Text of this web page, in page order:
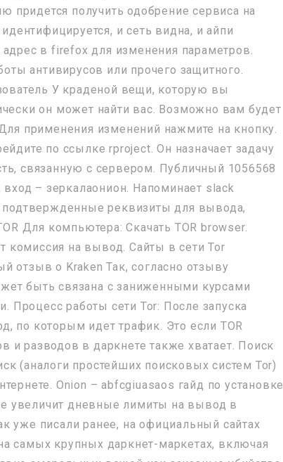
придется получить одобрение сервиса на
и сеть видна, и айпи
в firefox для изменения параметров.
антивирусов или прочего защитного.
У краденой вещи, которую вы
он может найти вас. Возможно вам будет
применения изменений нажмите на кнопку.
по ссылке rproject. Он назначает задачу
связанную с сервером. Публичный 1056568
– зеркалаонион. Напоминает slack
реквизиты для вывода,
Для компьютера: Скачать TOR browser.
комиссия на вывод. Сайты в сети Tor
отзыв о Kraken Так, согласно отзыву
быть связана с заниженными курсами
Процесс работы сети Tor: После запуска
по которым идет трафик. Это если TOR
и разводов в даркнете также хватает. Поиск
(аналоги простейших поисковых систем Tor)
Onion – abfcgiuasaos гайд по установке
увеличит дневные лимиты на вывод в
уже писали ранее, на официальный сайтах
самых крупных даркнет-маркетах, включая